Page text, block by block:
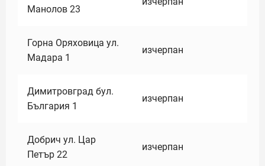
Манолов 23
Горна Оряховица ул.
Мадара 1
изчерпан
Димитровград бул.
България 1
изчерпан
Добрич ул. Цар
Петър 22
изчерпан